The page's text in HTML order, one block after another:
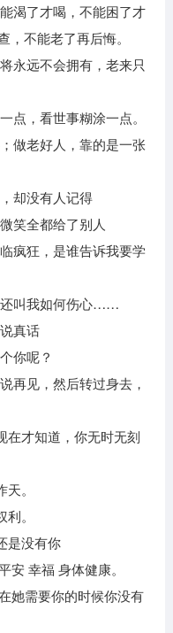
渴了才喝，不能困了才
不能老了再后悔。
永远不会拥有，老来只
点，看世事糊涂一点。
做老好人，靠的是一张
却没有人记得
笑全都给了别人
疯狂，是谁告诉我要学
还叫我如何伤心……
真话
你呢？
再见，然后转过身去，
在才知道，你无时无刻
。
。
是没有你
幸福 身体健康。
她需要你的时候你没有